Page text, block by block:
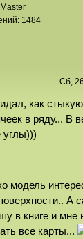
1484
Сб,
как
в ряду... В
углы)))
модель
А
в книге и мне
все карты...